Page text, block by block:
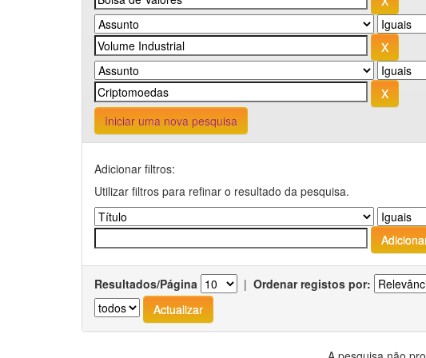
Iniciar uma nova pesquisa
Adicionar filtros:
Utilizar filtros para refinar o resultado da pesquisa.
Resultados/Página | Ordenar registos por: